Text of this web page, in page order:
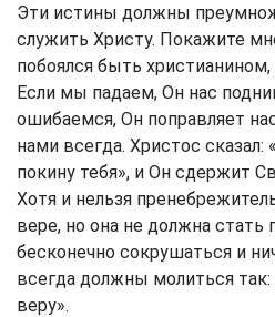
Эти истины должны
служить Христу. Покажите
побоялся быть
Если мы падаем, Он нас
ошибаемся, Он поправляет
нами всегда. Христос сказал:
покину тебя», и Он сдержит
Хотя и нельзя
вере, но она не должна
бесконечно сокрушаться и
всегда должны молиться
веру».